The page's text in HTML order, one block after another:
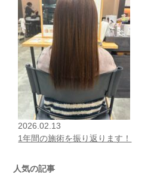
2026.02.13
1年間の施術を振り返ります！
人気の記事